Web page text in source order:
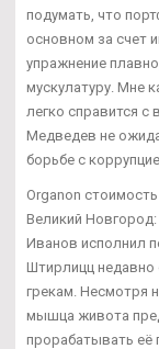
подумать, что
основном за счет
упражнение
мускулатуру. Мне
легко справится с
Медведев не
борьбе с
Organon
Великий
Иванов исполнил
Штирлицц недавно
грекам. Несмотря
мышца живота
прорабатывать её